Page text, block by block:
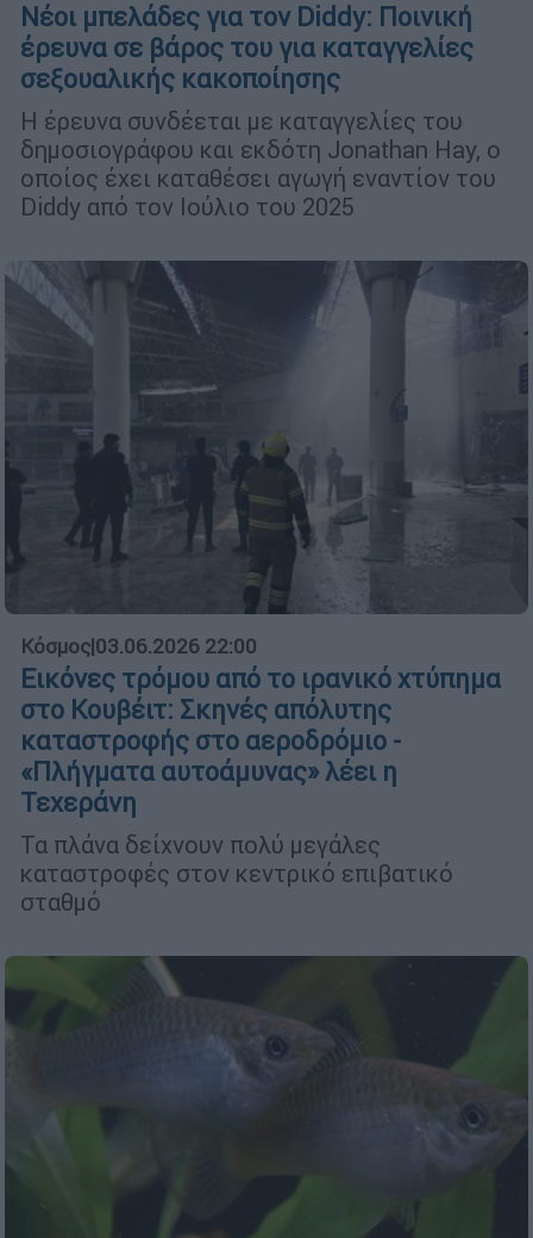
Νέοι μπελάδες για τον Diddy: Ποινική
έρευνα σε βάρος του για καταγγελίες
σεξουαλικής κακοποίησης
Η έρευνα συνδέεται με καταγγελίες του
δημοσιογράφου και εκδότη Jonathan Hay, ο
οποίος έχει καταθέσει αγωγή εναντίον του
Diddy από τον Ιούλιο του 2025
Κόσμος|03.06.2026 22:00
Εικόνες τρόμου από το ιρανικό χτύπημα
στο Κουβέιτ: Σκηνές απόλυτης
καταστροφής στο αεροδρόμιο -
«Πλήγματα αυτοάμυνας» λέει η
Τεχεράνη
Τα πλάνα δείχνουν πολύ μεγάλες
καταστροφές στον κεντρικό επιβατικό
σταθμό